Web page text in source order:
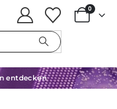
0
entdecken